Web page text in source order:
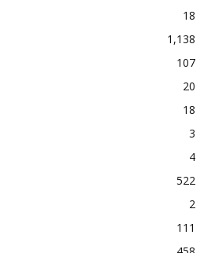
18
1,138
107
20
18
3
4
522
2
111